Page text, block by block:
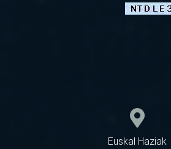
Euskal Haziak